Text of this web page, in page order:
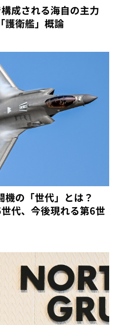
成される海自の主力
衛艦」概論
機の「世代」とは？
代、今後現れる第6世